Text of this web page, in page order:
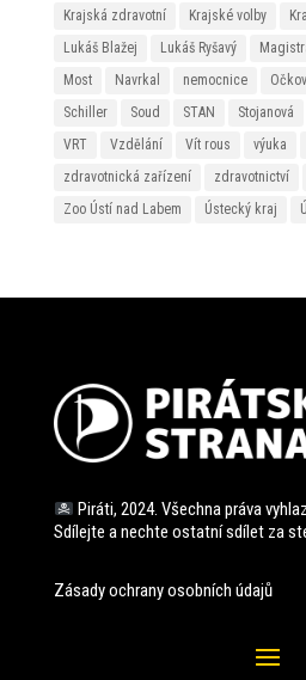
Krajská zdravotní
Krajské volby
Lukáš Blažej
Lukáš Ryšavý
Most
Navrkal nemocnice
Schiller
Soud STAN Stojanová
VRT
Vzdělání Vít rous výuka
zdravotnická zařízení
zdravotnictví
Zoo Ústí nad Labem
Ústecký kraj
Piráti, 2024. Všechna práva
Sdílejte a nechte ostatní sdílet za
Zásady ochrany osobních údajů